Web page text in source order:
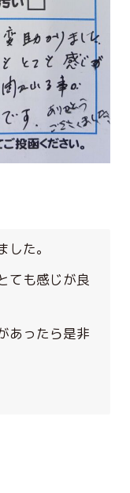
た。
ても感じが良
あったら是非